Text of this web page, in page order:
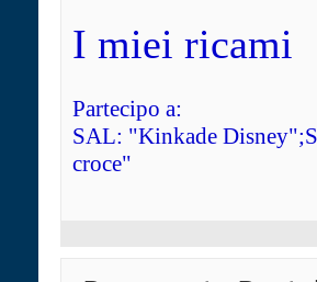
I miei ricami
Partecipo a:
SAL: "Kinkade
croce"